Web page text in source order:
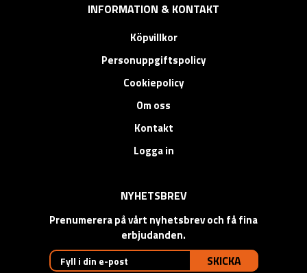
INFORMATION & KONTAKT
Köpvillkor
Personuppgiftspolicy
Cookiepolicy
Om oss
Kontakt
Logga in
NYHETSBREV
Prenumerera på vårt nyhetsbrev och få fina
erbjudanden.
SKICKA